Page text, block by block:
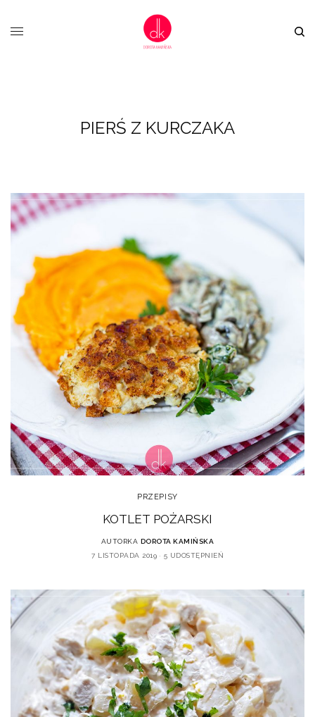
PIERŚ Z KURCZAKA
PRZEPISY
KOTLET POŻARSKI
AUTORKA DOROTA KAMIŃSKA
7 LISTOPADA 2019
5 UDOSTĘPNIEŃ